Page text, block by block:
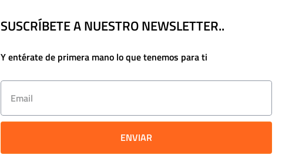
SUSCRÍBETE A NUESTRO NEWSLETTER..
Y entérate de primera mano lo que tenemos para ti
ENVIAR